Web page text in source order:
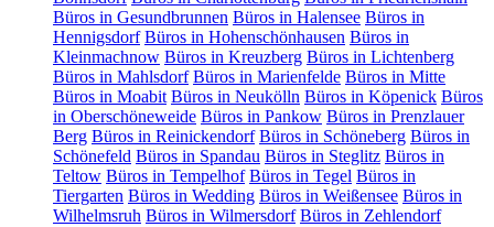
Büros in Gesundbrunnen Büros in Halensee Büros in
Hennigsdorf Büros in Hohenschönhausen Büros in
Kleinmachnow Büros in Kreuzberg Büros in Lichtenberg
Büros in Mahlsdorf Büros in Marienfelde Büros in Mitte
Büros in Moabit Büros in Neukölln Büros in Köpenick Büros
in Oberschöneweide Büros in Pankow Büros in Prenzlauer
Berg Büros in Reinickendorf Büros in Schöneberg Büros in
Schönefeld Büros in Spandau Büros in Steglitz Büros in
Teltow Büros in Tempelhof Büros in Tegel Büros in
Tiergarten Büros in Wedding Büros in Weißensee Büros in
Wilhelmsruh Büros in Wilmersdorf Büros in Zehlendorf